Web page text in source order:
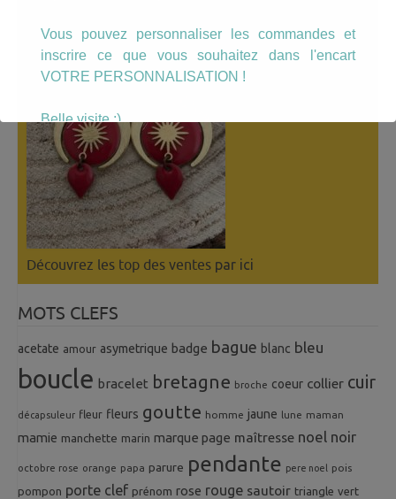
Découvrez les top des ventes par ici
MOTS CLEFS
acetate amour asymetrique badge bague blanc bleu
boucle bracelet bretagne broche coeur collier cuir
décapsuleur fleur fleurs goutte homme jaune lune maman
mamie manchette marin marque page maîtresse noel noir
octobre rose orange papa parure pendante pere noel pois
pompon porte clef prénom rose rouge sautoir triangle vert
Vous pouvez personnaliser les commandes et
inscrire ce que vous souhaitez dans l'encart
VOTRE PERSONNALISATION !
Belle visite :)